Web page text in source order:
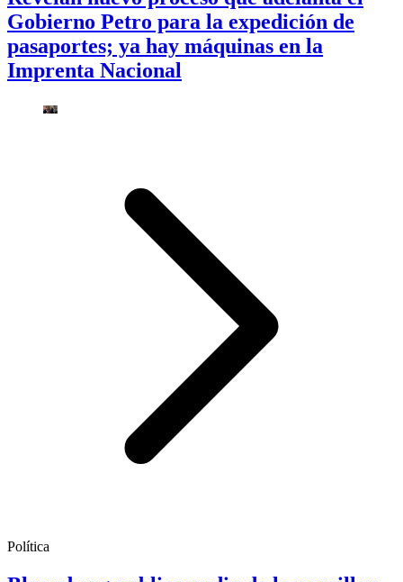
Gobierno Petro para la expedición de
pasaportes; ya hay máquinas en la
Imprenta Nacional
Política